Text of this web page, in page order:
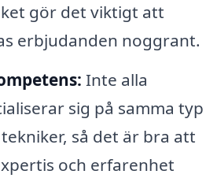
gör det viktigt att
erbjudanden noggrant.
Inte alla
sig på samma typ
så det är bra att
och erfarenhet